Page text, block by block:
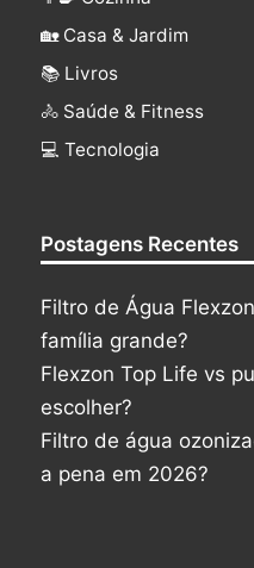
🏡 Casa & Jardim
📚 Livros
🚴 Saúde & Fitness
‍💻 Tecnologia
Postagens Recentes
Filtro de Água
família grande?
Flexzon Top Life vs
escolher?
Filtro de água
a pena em 2026?